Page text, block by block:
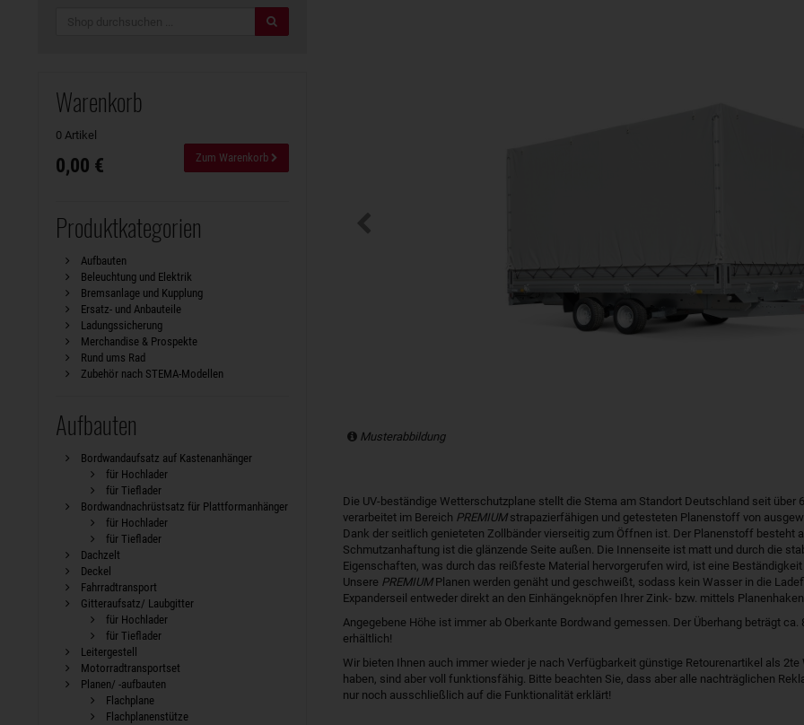
Musterabbildung
Die UV-beständige Wetterschutzplane stellt die Stema am Standort Deutschland seit über
verarbeitet im Bereich PREMIUM strapazierfähigen und getesteten Planenstoff von
Dank der seitlich genieteten Zollbänder vierseitig zum Öffnen ist. Der Planenstoff besteht
Schmutzanhaftung ist die glänzende Seite außen. Die Innenseite ist matt und durch die
Eigenschaften, was durch das reißfeste Material hervorgerufen wird, ist eine
Unsere PREMIUM Planen werden genäht und geschweißt, sodass kein Wasser in die
Expanderseil entweder direkt an den Einhängeknöpfen Ihrer Zink- bzw. mittels
Angegebene Höhe ist immer ab Oberkante Bordwand gemessen. Der Überhang beträgt
erhältlich!
Wir bieten Ihnen auch immer wieder je nach Verfügbarkeit günstige Retourenartikel als
haben, sind aber voll funktionsfähig. Bitte beachten Sie, dass aber alle nachträglichen
nur noch ausschließlich auf die Funktionalität erklärt!
Warenkorb
0 Artikel
0,00 € Zum Warenkorb
Produktkategorien
Aufbauten
Beleuchtung und Elektrik
Bremsanlage und Kupplung
Ersatz- und Anbauteile
Ladungssicherung
Merchandise & Prospekte
Rund ums Rad
Zubehör nach STEMA-Modellen
Aufbauten
Bordwandaufsatz auf Kastenanhänger
für Hochlader
für Tieflader
Bordwandnachrüstsatz für Plattformanhänger
für Hochlader
für Tieflader
Dachzelt
Deckel
Fahrradtransport
Gitteraufsatz/ Laubgitter
für Hochlader
für Tieflader
Leitergestell
Motorradtransportset
Planen/ -aufbauten
Flachplane
Flachplanenstütze